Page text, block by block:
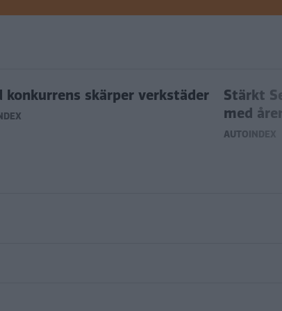
konkurrens skärper verkstäder
Stärkt
med
AUTOINDEX